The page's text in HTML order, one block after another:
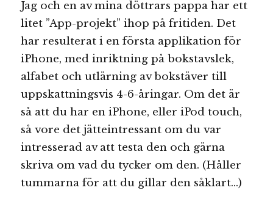
Jag och en av mina döttrars pappa har ett
litet ”App-projekt” ihop på fritiden. Det
har resulterat i en första applikation för
iPhone, med inriktning på bokstavslek,
alfabet och utlärning av bokstäver till
uppskattningsvis 4-6-åringar. Om det är
så att du har en iPhone, eller iPod touch,
så vore det jätteintressant om du var
intresserad av att testa den och gärna
skriva om vad du tycker om den. (Håller
tummarna för att du gillar den såklart…)